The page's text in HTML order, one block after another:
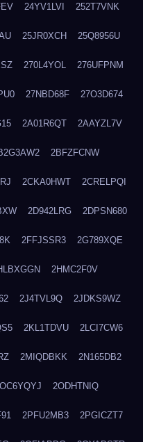
24YV1LVI 252T7VNK
25JR0XCH 25Q8956U
270L4YOL 276UFPNM
27NBD68F 27O3D674
2A01R6QT 2AAYZL7V
2BFZFCNW
2CKA0HWT 2CRELPQI
2D942LRG 2DPSN680
2FFJSSR3 2G789XQE
2HMC2F0V
2J4TVL9Q 2JDKS9WZ
2KL1TDVU 2LCI7CW6
2MIQDBKK 2N165DB2
2ODHTNIQ
2PFU2MB3 2PGICZT7